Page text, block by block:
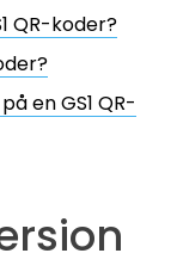
QR-koder?
en GS1 QR-